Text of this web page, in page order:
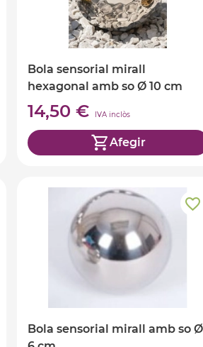
Bola sensorial mirall
hexagonal amb so Ø 10 cm
14,50 € IVA inclòs
Afegir
Bola sensorial mirall amb so Ø